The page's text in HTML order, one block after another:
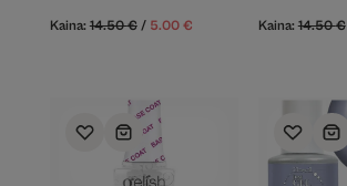
Kaina: 14.50€ / 5.00 € Kaina:14.50€